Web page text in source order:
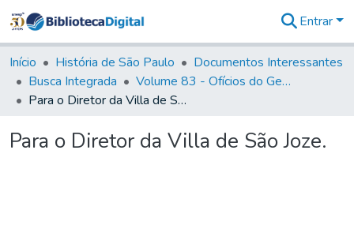
&
Coleções
Tudo na
Biblioteca
Estatísticas
Entrar
Início História de São Paulo
Documentos Interessantes
Busca Integrada
Volume 83 - Ofícios do General Martim Lopes Lobo de Saldanha (Governador da Capitania): 1780- 1782
Para o Diretor da Villa de São Joze.
Para o Diretor da Villa de São Joze.